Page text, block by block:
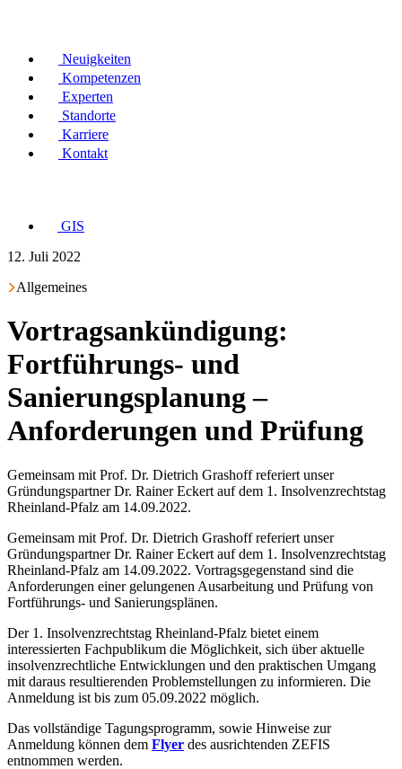
Neuigkeiten
Kompetenzen
Experten
Standorte
Karriere
Kontakt
GIS
12. Juli 2022
Allgemeines
Vortragsankündigung:
Fortführungs- und
Sanierungsplanung –
Anforderungen und Prüfung
Gemeinsam mit Prof. Dr. Dietrich Grashoff referiert unser
Gründungspartner Dr. Rainer Eckert auf dem 1. Insolvenzrechtstag
Rheinland-Pfalz am 14.09.2022.
Gemeinsam mit Prof. Dr. Dietrich Grashoff referiert unser
Gründungspartner Dr. Rainer Eckert auf dem 1. Insolvenzrechtstag
Rheinland-Pfalz am 14.09.2022. Vortragsgegenstand sind die
Anforderungen einer gelungenen Ausarbeitung und Prüfung von
Fortführungs- und Sanierungsplänen.
Der 1. Insolvenzrechtstag Rheinland-Pfalz bietet einem
interessierten Fachpublikum die Möglichkeit, sich über aktuelle
insolvenzrechtliche Entwicklungen und den praktischen Umgang
mit daraus resultierenden Problemstellungen zu informieren. Die
Anmeldung ist bis zum 05.09.2022 möglich.
Das vollständige Tagungsprogramm, sowie Hinweise zur
Anmeldung können dem Flyer des ausrichtenden ZEFIS
entnommen werden.